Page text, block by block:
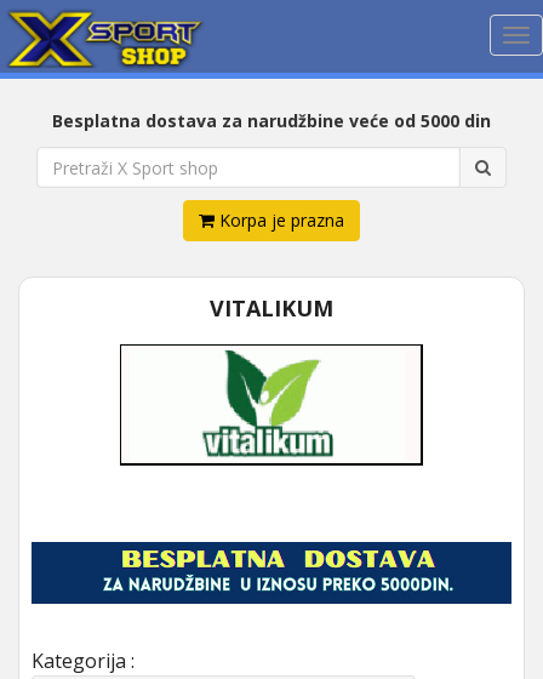
Besplatna dostava za narudžbine veće od 5000 din
Korpa je prazna
VITALIKUM
Kategorija :